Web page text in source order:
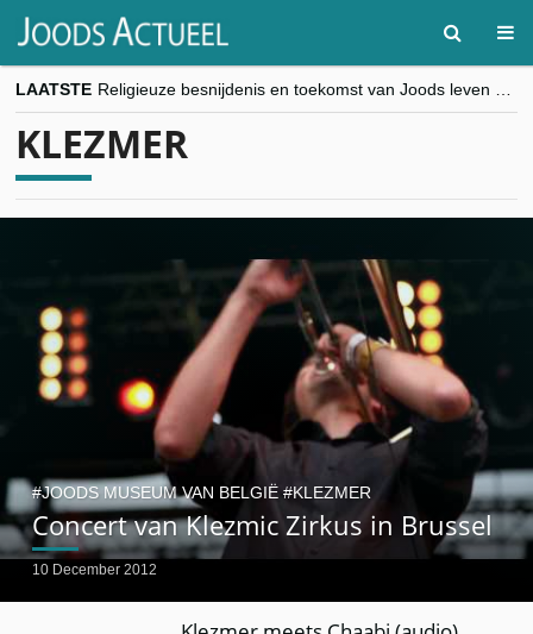
LAATSTE
“Besnijdenisdebat toont hoe moeilijk seculiere Westen minderheden begrijpt”, Jinnih Beels (Vooruit)
KLEZMER
Concert van Klezmic Zirkus in Brussel
10 December 2012
JOODS MUSEUM VAN BELGIË KLEZMER